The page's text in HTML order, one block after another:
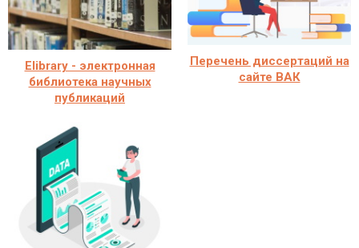
Elibrary - электронная
библиотека научных
публикаций
Перечень диссертаций на
сайте ВАК